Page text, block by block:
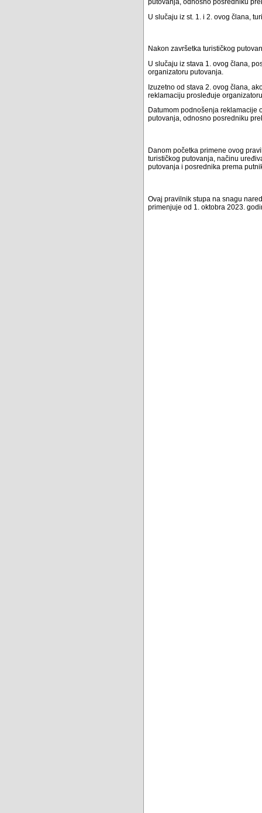
U slučaju iz st. 1. i 2. ovog člana,
Nakon završetka turističkog
U slučaju iz stava 1. ovog člana,
organizatoru putovanja.
Izuzetno od stava 2. ovog člana,
reklamaciju prosleđuje
Datumom podnošenja reklamacije
putovanja, odnosno posredniku
Danom početka primene ovog
turističkog putovanja, načinu
putovanja i posrednika prema
Ovaj pravilnik stupa na snagu
primenjuje od 1. oktobra 2023.